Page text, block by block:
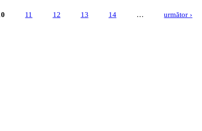
11 12 13 14 … următor ›